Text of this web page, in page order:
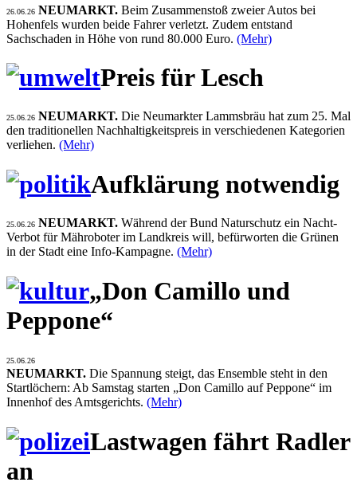
26.06.26 NEUMARKT. Beim Zusammenstoß zweier Autos bei
Hohenfels wurden beide Fahrer verletzt. Zudem entstand
Sachschaden in Höhe von rund 80.000 Euro. (Mehr)
Preis für Lesch
25.06.26 NEUMARKT. Die Neumarkter Lammsbräu hat zum 25. Mal
den traditionellen Nachhaltigkeitspreis in verschiedenen Kategorien
verliehen. (Mehr)
Aufklärung notwendig
25.06.26 NEUMARKT. Während der Bund Naturschutz ein Nacht-
Verbot für Mähroboter im Landkreis will, befürworten die Grünen
in der Stadt eine Info-Kampagne. (Mehr)
„Don Camillo und
Peppone“
25.06.26
NEUMARKT. Die Spannung steigt, das Ensemble steht in den
Startlöchern: Ab Samstag starten „Don Camillo auf Peppone“ im
Innenhof des Amtsgerichts. (Mehr)
Lastwagen fährt Radler
an